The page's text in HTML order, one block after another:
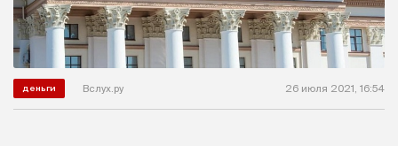
деньги Вслух.ру 26 июля 2021, 16:54